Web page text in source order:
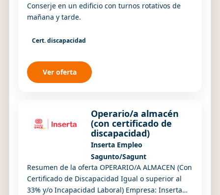
Conserje en un edificio con turnos rotativos de
mañana y tarde.
Cert. discapacidad
Ver oferta
Operario/a almacén
(con certificado de
discapacidad)
Inserta Empleo
Sagunto/Sagunt
Resumen de la oferta OPERARIO/A ALMACEN (Con
Certificado de Discapacidad Igual o superior al
33% y/o Incapacidad Laboral) Empresa: Inserta